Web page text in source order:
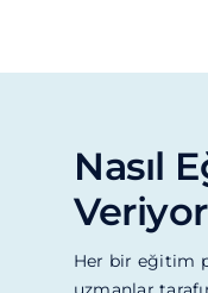
Nasıl
Her bir eğitim